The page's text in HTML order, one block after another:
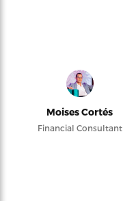
Moises Cortés
Financial Consultant